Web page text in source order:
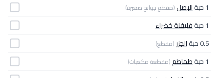
1 حبة البصل(مقطع جوانح صغيرة)
1 حبة
فليفلة خضراء
0.5 حبة
الجزر (مقطع)
1 حبة طماطم(مقطعة مكعبات)